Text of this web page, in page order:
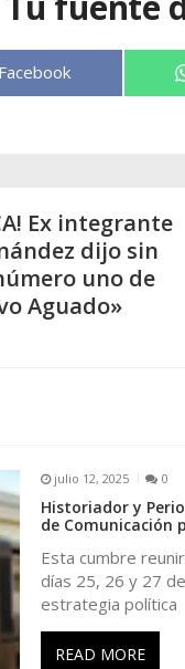
Compartir
Facebook
Ex integrante
dijo sin
uno de
Aguado»
julio 12, 2025 0
Historiador y
de Comunicación
Esta cumbre
días 25, 26 y 27
estrategia política
READ MORE